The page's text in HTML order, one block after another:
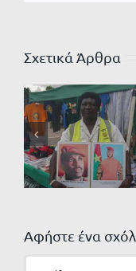
Σχετικά Άρθρα
Αφήστε ένα